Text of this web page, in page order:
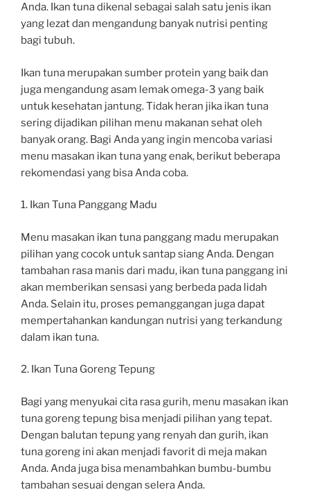
Anda. Ikan tuna dikenal sebagai salah satu jenis ikan
yang lezat dan mengandung banyak nutrisi penting
bagi tubuh.
Ikan tuna merupakan sumber protein yang baik dan
juga mengandung asam lemak omega-3 yang baik
untuk kesehatan jantung. Tidak heran jika ikan tuna
sering dijadikan pilihan menu makanan sehat oleh
banyak orang. Bagi Anda yang ingin mencoba variasi
menu masakan ikan tuna yang enak, berikut beberapa
rekomendasi yang bisa Anda coba.
1. Ikan Tuna Panggang Madu
Menu masakan ikan tuna panggang madu merupakan
pilihan yang cocok untuk santap siang Anda. Dengan
tambahan rasa manis dari madu, ikan tuna panggang ini
akan memberikan sensasi yang berbeda pada lidah
Anda. Selain itu, proses pemanggangan juga dapat
mempertahankan kandungan nutrisi yang terkandung
dalam ikan tuna.
2. Ikan Tuna Goreng Tepung
Bagi yang menyukai cita rasa gurih, menu masakan ikan
tuna goreng tepung bisa menjadi pilihan yang tepat.
Dengan balutan tepung yang renyah dan gurih, ikan
tuna goreng ini akan menjadi favorit di meja makan
Anda. Anda juga bisa menambahkan bumbu-bumbu
tambahan sesuai dengan selera Anda.